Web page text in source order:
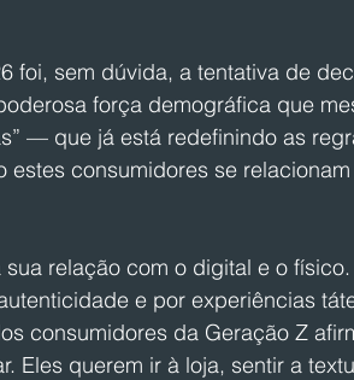
foi, sem dúvida, a tentativa de
força demográfica que
— que já está redefinindo as
consumidores se
relação com o digital e o
e por experiências
consumidores da Geração Z
Eles querem ir à loja, sentir a